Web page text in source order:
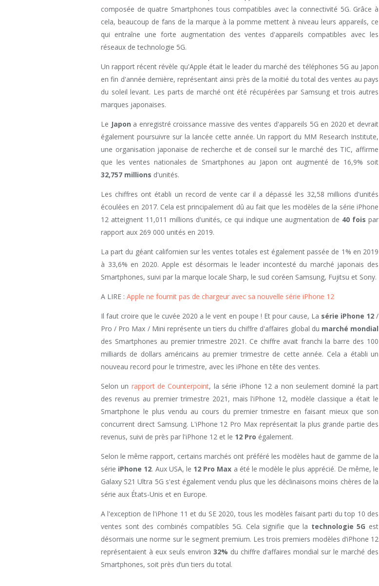
composée de quatre Smartphones tous compatibles avec la connectivité 5G. Grâce à
cela, beaucoup de fans de la marque à la pomme mettent à niveau leurs appareils, ce
qui entraîne une forte augmentation des ventes d'appareils compatibles avec les
réseaux de technologie 5G.
Un rapport récent révèle qu'Apple était le leader du marché des téléphones 5G au Japon
en fin d'année dernière, représentant ainsi près de la moitié du total des ventes au pays
du soleil levant. Les parts de marché ont été récupérées par Samsung et trois autres
marques japonaises.
Le Japon a enregistré croissance massive des ventes d'appareils 5G en 2020 et devrait
également poursuivre sur la lancée cette année. Un rapport du MM Research Institute,
une organisation japonaise de recherche et de conseil sur le marché des TIC, affirme
que les ventes nationales de Smartphones au Japon ont augmenté de 16,9% soit
32,757 millions d'unités.
Les chiffres ont établi un record de vente car il a dépassé les 32,58 millions d'unités
écoulées en 2017. Cela est principalement dû au fait que les modèles de la série iPhone
12 atteignent 11,011 millions d'unités, ce qui indique une augmentation de 40 fois par
rapport aux 269 000 unités en 2019.
La part du géant californien sur les ventes totales est également passée de 1% en 2019
à 33,6% en 2020. Apple est désormais le leader incontesté du marché japonais des
Smartphones, suivi par la marque locale Sharp, le sud coréen Samsung, Fujitsu et Sony.
A LIRE : Apple ne fournit pas de chargeur avec sa nouvelle série iPhone 12
Il faut croire que le cuvée 2020 a le vent en poupe ! Et pour cause, La série iPhone 12/
Pro / Pro Max / Mini représente un tiers du chiffre d'affaires global du marché mondial
des Smartphones au premier trimestre 2021. Ce chiffre avait franchi la barre des 100
milliards de dollars américains au premier trimestre de cette année. Cela a établi un
nouveau record pour le trimestre, avec les iPhone en tête des ventes.
Selon un rapport de Counterpoint, la série iPhone 12 a non seulement dominé la part
des revenus au premier trimestre 2021, mais l'iPhone 12, modèle classique a était le
Smartphone le plus vendu au cours du premier trimestre en faisant mieux que son
concurrent direct Samsung. L'iPhone 12 Pro Max représentait la plus grande partie des
revenus, suivi de près par l'iPhone 12 et le 12 Pro également.
Selon le même rapport, certains marchés ont préféré les modèles haut de gamme de la
série iPhone 12. Aux USA, le 12 Pro Max a été le modèle le plus apprécié. De même, le
Galaxy S21 Ultra 5G s'est également vendu plus que les déclinaisons moins chères de la
série aux États-Unis et en Europe.
A l'exception de l'iPhone 11 et du SE 2020, tous les modèles faisant parti du top 10 des
ventes sont des combinés compatibles 5G. Cela signifie que la technologie 5G est
désormais une norme sur le segment premium. Les trois premiers modèles d’iPhone 12
représentaient à eux seuls environ 32% du chiffre d’affaires mondial sur le marché des
Smartphones, soit près d’un tiers du total.